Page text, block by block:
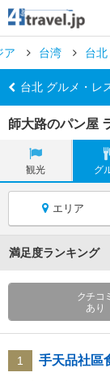
ア 台湾 台北
台北 グルメ・レ
師大路のパン屋
観光 グ
エリア
満足度ランキング
クチコミ
あり
1 手天品社區